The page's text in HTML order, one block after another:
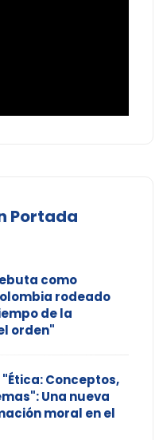
Portada
como
rodeado
de la
orden"
Conceptos,
Una nueva
moral en el